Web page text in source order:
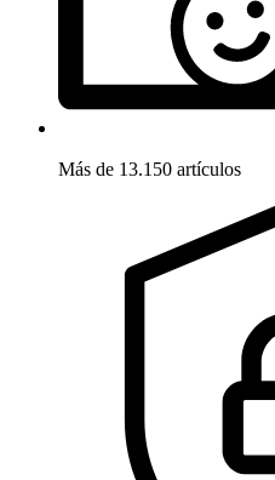
Más de 13.150 artículos